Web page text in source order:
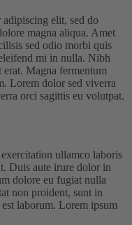
elit, sed do
magna aliqua. Amet
sed odio morbi quis
mi in nulla. Nibh
erat. Magna fermentum
Lorem dolor sed viverra
orci sagittis eu volutpat.
ullamco laboris
Duis aute irure dolor in
dolore eu fugiat nulla
non proident, sunt in
laborum. Lorem ipsum